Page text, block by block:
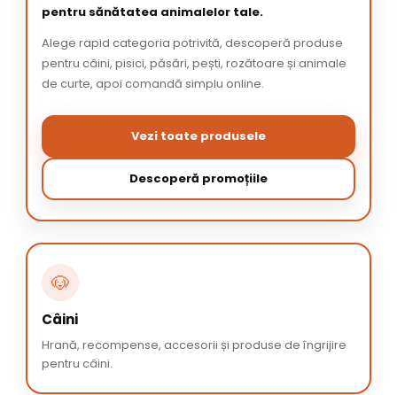
pentru sănătatea animalelor tale.
Alege rapid categoria potrivită, descoperă produse
pentru câini, pisici, păsări, pești, rozătoare și animale
de curte, apoi comandă simplu online.
Vezi toate produsele
Descoperă promoțiile
🐶
Câini
Hrană, recompense, accesorii și produse de îngrijire
pentru câini.